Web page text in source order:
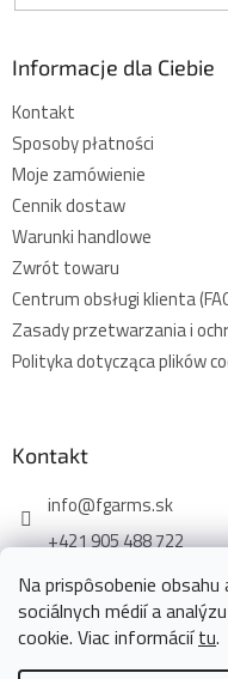
Na prispôsobenie
sociálnych médií a
cookie. Viac informáciítu.
Informacje dla Ciebie
Kontakt
Sposoby płatności
Moje zamówienie
Cennik dostaw
Warunki handlowe
Zwrót towaru
Centrum obsługi klienta
Zasady przetwarzania i
Polityka dotycząca plików
Kontakt
info@fgarms.sk
+421 905 488 722